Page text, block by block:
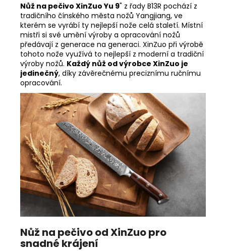
Nůž na pečivo XinZuo Yu 9" z řady B13R pochází z
tradičního čínského města nožů Yangjiang, ve
kterém se vyrábí ty nejlepší nože celá staletí. Místní
mistři si své umění výroby a opracování nožů
předávají z generace na generaci. XinZuo při výrobě
tohoto nože využívá to nejlepší z moderní a tradiční
výroby nožů. Každý nůž od výrobce XinZuo je
jedinečný, díky závěrečnému preciznímu ručnímu
opracování.
Nůž na pečivo od XinZuo pro
snadné krájení